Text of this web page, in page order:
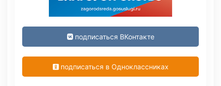
подписаться ВКонтакте
подписаться в Одноклассниках